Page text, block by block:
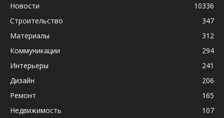
Новости
10336
Строительство
347
Материалы
312
Коммуникации
294
Интерьеры
241
Дизайн
206
Ремонт
165
Недвижимость
107